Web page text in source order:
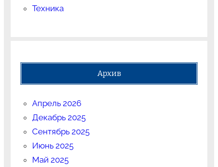
Техника
Архив
Апрель 2026
Декабрь 2025
Сентябрь 2025
Июнь 2025
Май 2025